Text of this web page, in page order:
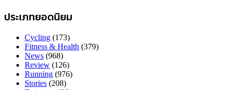
ประเภทยอดนิยม
Cycling (173)
Fitness & Health (379)
News (968)
Review (126)
Running (976)
Stories (208)